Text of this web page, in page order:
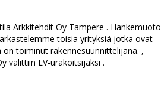
Arkkitehdit Oy Tampere . Hankemuoto
toisia yrityksiä jotka ovat
toiminut rakennesuunnittelijana. ,
valittiin LV-urakoitsijaksi .